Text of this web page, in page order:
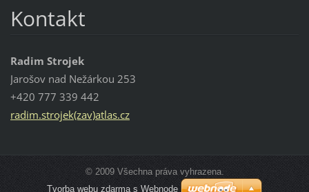
Kontakt
Radim Strojek
Jarošov nad Nežárkou 253
+420 777 339 442
radim.strojek(zav)atlas.cz
© 2009 Všechna práva vyhrazena.
Tvorba webu zdarma s Webnode